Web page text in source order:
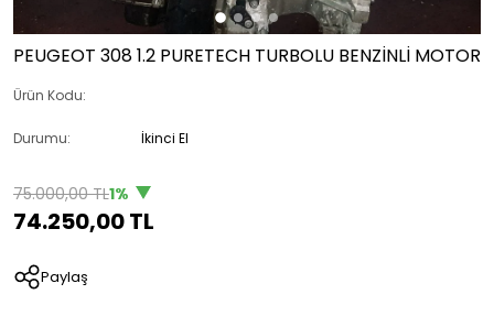
PEUGEOT 308 1.2 PURETECH TURBOLU BENZİNLİ MOTOR
Ürün Kodu:
Durumu: İkinci El
75.000,00 TL1%
74.250,00 TL
Paylaş